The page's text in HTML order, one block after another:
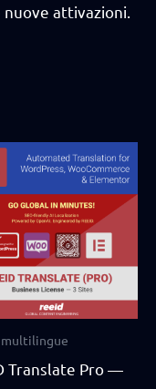
attivazioni.
Translate Pro —